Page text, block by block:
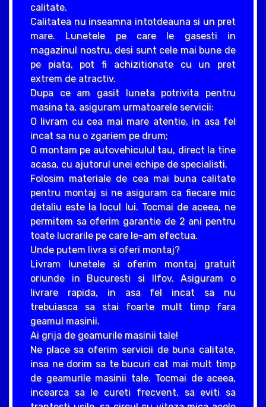
calitate.
Calitatea nu inseamna intotdeauna si un pret
mare. Lunetele pe care le gasesti in
magazinul nostru, desi sunt cele mai bune de
pe piata, pot fi achizitionate cu un pret
extrem de atractiv.
Dupa ce am gasit luneta potrivita pentru
masina ta, asiguram urmatoarele servicii:
O livram cu cea mai mare atentie, in asa fel
incat sa nu o zgariem pe drum;
O montam pe autovehiculul tau, direct la tine
acasa, cu ajutorul unei echipe de specialisti.
Folosim materiale de cea mai buna calitate
pentru montaj si ne asiguram ca fiecare mic
detaliu este la locul lui. Tocmai de aceea, ne
permitem sa oferim garantie de 2 ani pentru
toate lucrarile pe care le-am efectua.
Unde putem livra si oferi montaj?
Livram lunetele si oferim montaj gratuit
oriunde in Bucuresti si Ilfov. Asiguram o
livrare rapida, in asa fel incat sa nu
trebuiasca sa stai foarte mult timp fara
geamul masinii.
Ai grija de geamurile masinii tale!
Ne place sa oferim servicii de buna calitate,
insa ne dorim sa te bucuri cat mai mult timp
de geamurile masinii tale. Tocmai de aceea,
incearca sa le cureti frecvent, sa eviti sa